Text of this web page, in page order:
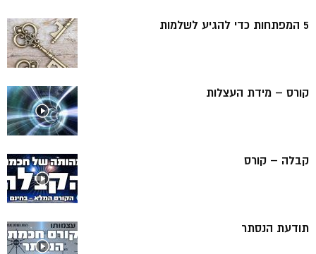
5 המפתחות כדי להגיע לשלמות
קורס – מידת העצלות
קבלה – קורס
תודעת הנסתר